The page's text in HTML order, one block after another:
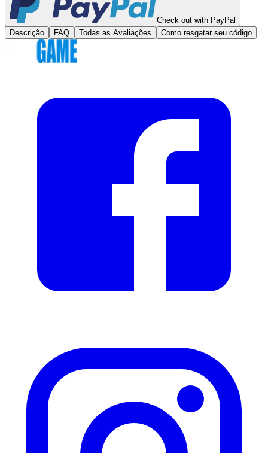
Check out with PayPal
Descrição
FAQ Todas as Avaliações Como resgatar seu código